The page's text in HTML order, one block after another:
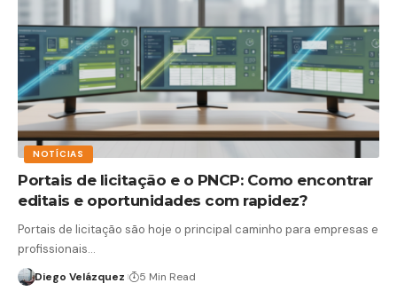
NOTÍCIAS
Portais de licitação e o PNCP: Como encontrar
editais e oportunidades com rapidez?
Portais de licitação são hoje o principal caminho para empresas e
profissionais…
Diego Velázquez 5 Min Read